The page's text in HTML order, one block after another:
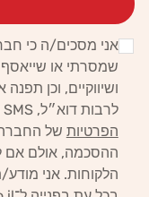
שמסרתי או שייאסף
ושיווקיים, וכן תפנה
לרבות דוא״ל, SMS ו/או וואטסאפ – הכל בהתאם ל
הפרטיות של
ההסכמה, אולם אם
הלקוחות. אני